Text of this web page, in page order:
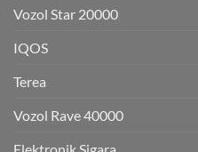
Vozol Star 20000
IQOS
Terea
Vozol Rave 40000